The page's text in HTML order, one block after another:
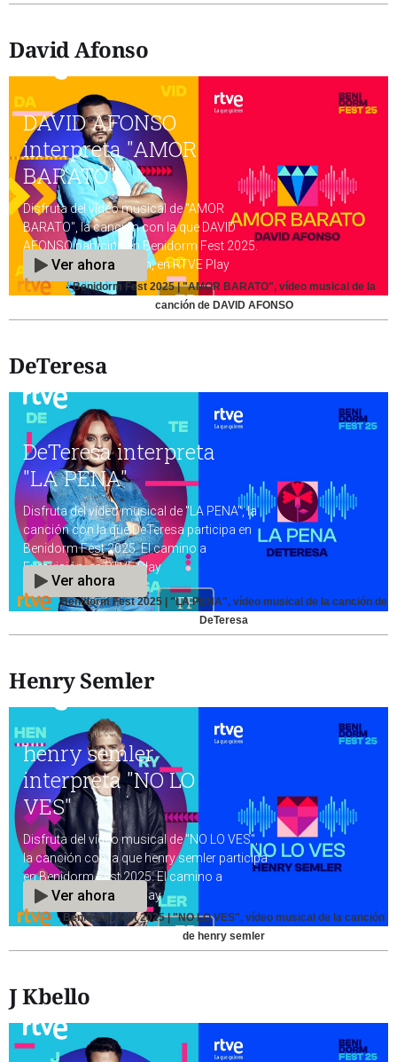
David Afonso
Benidorm Fest 2025 | "AMOR BARATO", vídeo musical de la
canción de DAVID AFONSO
DeTeresa
Benidorm Fest 2025 | "LA PENA", vídeo musical de la canción de
DeTeresa
Henry Semler
Benidorm Fest 2025 | "NO LO VES", vídeo musical de la canción
de henry semler
J Kbello